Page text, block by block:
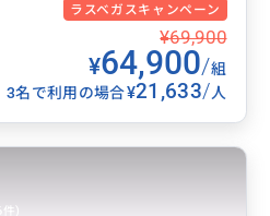
ラスベガスキャンペーン
¥69,900
¥64,900/組
3名で利用の場合¥21,633/人
件)